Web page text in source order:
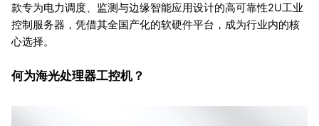
款专为电力调度、监测与边缘智能应用设计的高可靠性2U工业
控制服务器，凭借其全国产化的软硬件平台，成为行业内的核
心选择。
何为海光处理器工控机？